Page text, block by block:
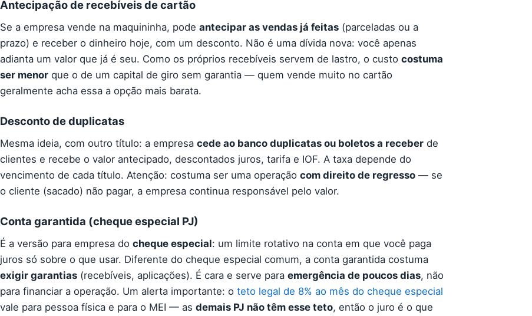
Antecipação de recebíveis de cartão
Se a empresa vende na maquininha, pode antecipar as vendas já feitas (parceladas ou a
prazo) e receber o dinheiro hoje, com um desconto. Não é uma dívida nova: você apenas
adianta um valor que já é seu. Como os próprios recebíveis servem de lastro, o custo costuma
ser menor que o de um capital de giro sem garantia — quem vende muito no cartão
geralmente acha essa a opção mais barata.
Desconto de duplicatas
Mesma ideia, com outro título: a empresa cede ao banco duplicatas ou boletos a receber de
clientes e recebe o valor antecipado, descontados juros, tarifa e IOF. A taxa depende do
vencimento de cada título. Atenção: costuma ser uma operação com direito de regresso — se
o cliente (sacado) não pagar, a empresa continua responsável pelo valor.
Conta garantida (cheque especial PJ)
É a versão para empresa do cheque especial: um limite rotativo na conta em que você paga
juros só sobre o que usar. Diferente do cheque especial comum, a conta garantida costuma
exigir garantias (recebíveis, aplicações). É cara e serve para emergência de poucos dias, não
para financiar a operação. Um alerta importante: o teto legal de 8% ao mês do cheque especial
vale para pessoa física e para o MEI — as demais PJ não têm esse teto, então o juro é o que